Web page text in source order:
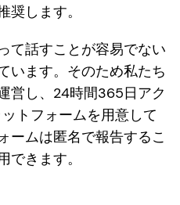
します。
て話すことが容易でない
います。そのため私たち
営し、24時間365日アク
トフォームを用意して
ームは匿名で報告するこ
できます。